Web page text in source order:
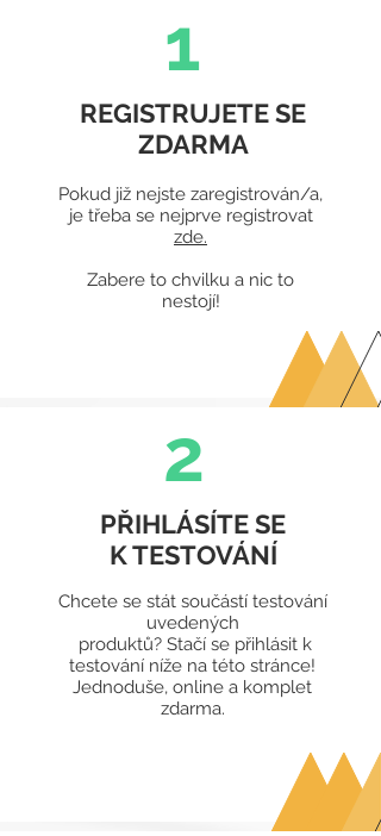
1
REGISTRUJETE SE
ZDARMA
Pokud již nejste zaregistrován/a,
je třeba se nejprve registrovat
zde.
Zabere to chvilku a nic to
nestojí!
2
PŘIHLÁSÍTE SE
K TESTOVÁNÍ
Chcete se stát součástí testování
uvedených
produktů? Stačí se přihlásit k
testování níže na této stránce!
Jednoduše, online a komplet
zdarma.